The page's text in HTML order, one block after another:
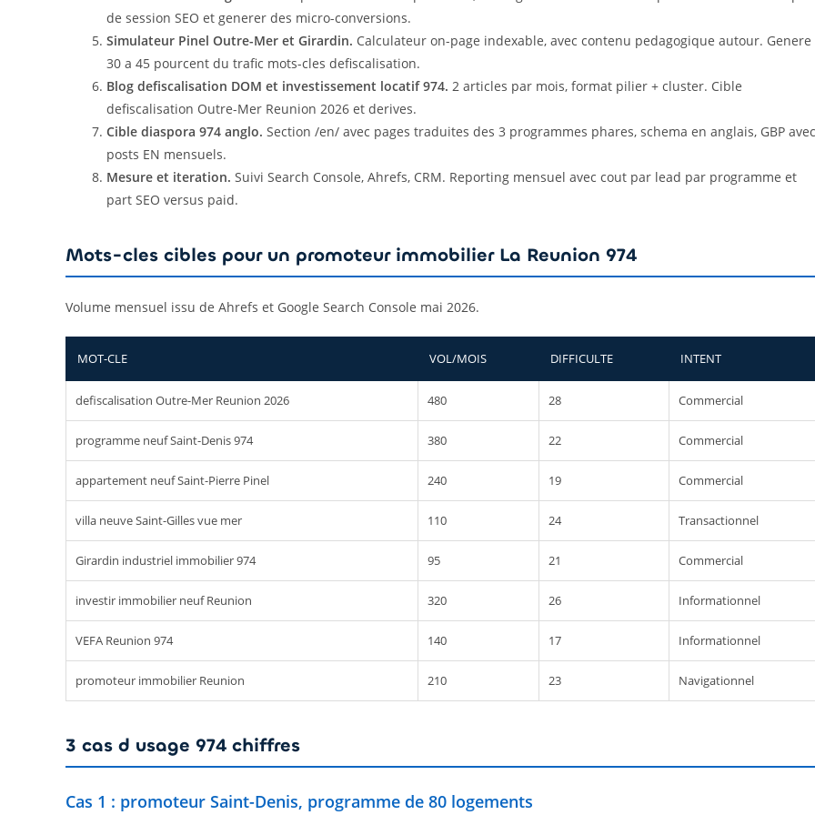
de session SEO et generer des micro-conversions.
Simulateur Pinel Outre-Mer et Girardin. Calculateur on-page indexable, avec contenu pedagogique autour. Genere
30 a 45 pourcent du trafic mots-cles defiscalisation.
Blog defiscalisation DOM et investissement locatif 974. 2 articles par mois, format pilier + cluster. Cible
defiscalisation Outre-Mer Reunion 2026 et derives.
Cible diaspora 974 anglo. Section /en/ avec pages traduites des 3 programmes phares, schema en anglais, GBP avec
posts EN mensuels.
Mesure et iteration. Suivi Search Console, Ahrefs, CRM. Reporting mensuel avec cout par lead par programme et
part SEO versus paid.
Mots-cles cibles pour un promoteur immobilier La Reunion 974
Volume mensuel issu de Ahrefs et Google Search Console mai 2026.
MOT-CLE VOL/MOIS DIFFICULTE INTENT
defiscalisation Outre-Mer Reunion 2026 480 28 Commercial
programme neuf Saint-Denis 974 380 22 Commercial
appartement neuf Saint-Pierre Pinel 240 19 Commercial
villa neuve Saint-Gilles vue mer 110 24 Transactionnel
Girardin industriel immobilier 974 95 21 Commercial
investir immobilier neuf Reunion 320 26 Informationnel
VEFA Reunion 974 140 17 Informationnel
promoteur immobilier Reunion 210 23 Navigationnel
3 cas d usage 974 chiffres
Cas 1 : promoteur Saint-Denis, programme de 80 logements